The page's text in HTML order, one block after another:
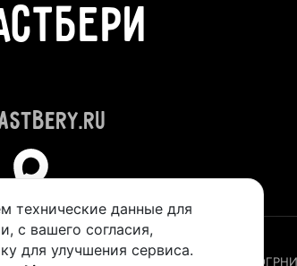
Александровна (ИНН 245211492400,
технические данные для
с вашего согласия,
для улучшения сервиса.